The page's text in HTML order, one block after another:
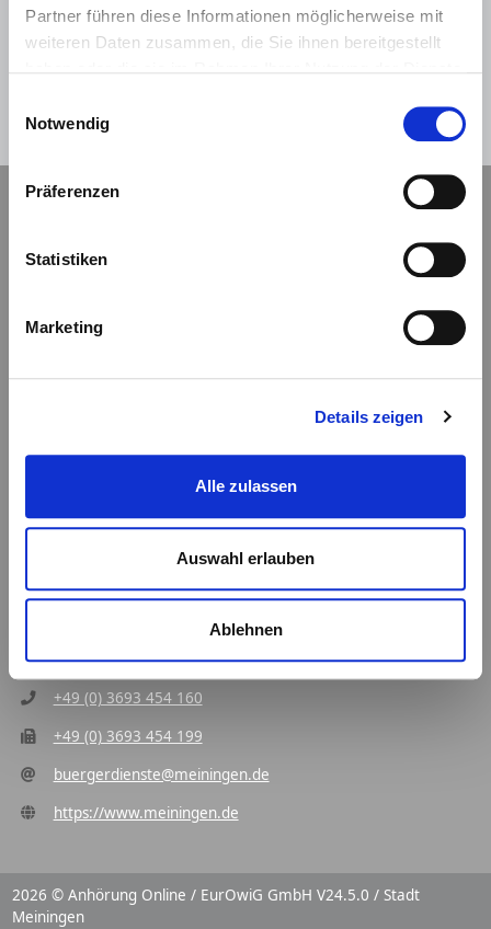
Partner führen diese Informationen möglicherweise mit
weiteren Daten zusammen, die Sie ihnen bereitgestellt
Notwendig
Präferenzen
Statistiken
Marketing
Details zeigen
Alle zulassen
Auswahl erlauben
Ablehnen
Hilfe Anmelden
Abbrechen
Geschäftsbereich Bürgerdienste Fachbereich Sicherheit
98617 Meiningen
+49 (0) 3693 454 160
+49 (0) 3693 454 199
buergerdienste@meiningen.de
https://www.meiningen.de
2026 © Anhörung Online / EurOwiG GmbH V24.5.0 / Stadt
Meiningen